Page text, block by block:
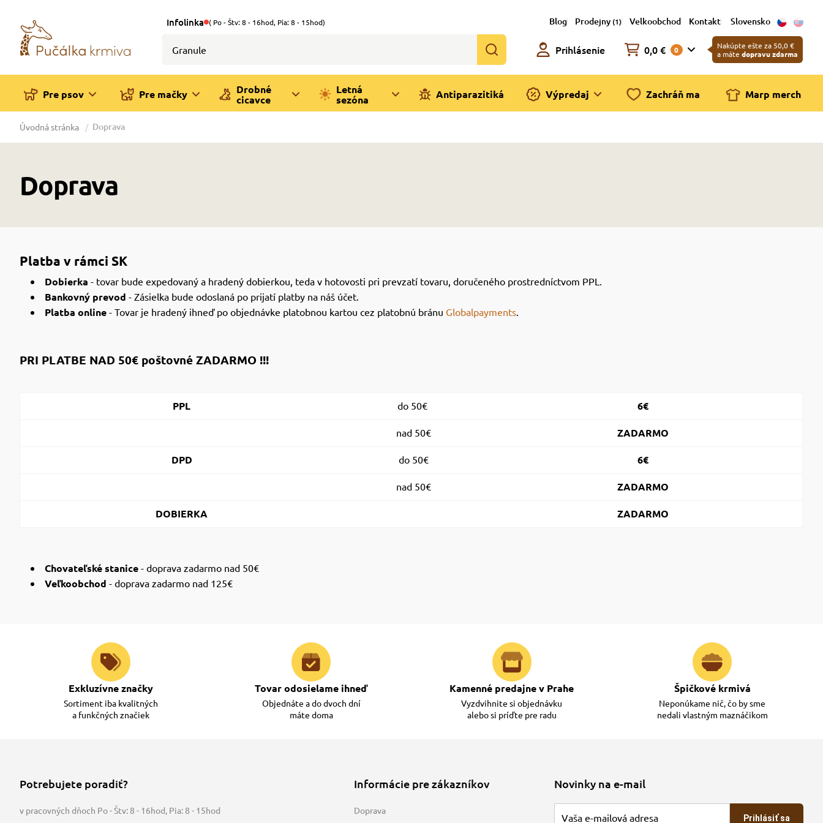
Infolinka ( Po - Štv: 8 - 16hod, Pia: 8 - 15hod) Blog Prodejny (1) Velkoobchod Kontakt Slovensko
Prihlásenie 0,0 € 0
Nakúpte ešte za 50,0 €
a máte dopravu zdarma
Pre psov Pre mačky
Drobné
cicavce
Letná
sezóna
Antiparazitiká Výpredaj Zachráň ma Marp merch
Úvodná stránka Doprava
Doprava
Platba v rámci SK
Dobierka - tovar bude expedovaný a hradený dobierkou, teda v hotovosti pri prevzatí tovaru, doručeného prostredníctvom PPL.
Bankovný prevod - Zásielka bude odoslaná po prijatí platby na náš účet.
Platba online- Tovar je hradený ihneď po objednávke platobnou kartou cez platobnú bránu Globalpayments.
PRI PLATBE NAD 50€ poštovné ZADARMO !!!
PPL do 50€ 6€
nad 50€ ZADARMO
DPD do 50€ 6€
nad 50€ ZADARMO
DOBIERKA ZADARMO
Chovateľské stanice- doprava zadarmo nad 50€
Veľkoobchod - doprava zadarmo nad 125€
Exkluzívne značky
Sortiment iba kvalitných
a funkčných značiek
Tovar odosielame ihneď
Objednáte a do dvoch dní
máte doma
Kamenné predajne v Prahe
Vyzdvihnite si objednávku
alebo si príďte pre radu
Špičkové krmivá
Neponúkame nič, čo by sme
nedali vlastným maznáčikom
Potrebujete poradiť?
v pracovných dňoch Po - Štv: 8 - 16hod, Pia: 8 - 15hod
Informácie pre zákazníkov
Doprava
Novinky na e-mail
Prihlásiť sa